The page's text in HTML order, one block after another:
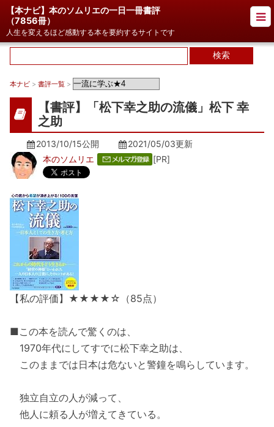
【本ナビ】本のソムリエの一日一冊書評
（7856冊）
人生を変えるほど感動する本を要約するサイトです
本ナビ > 書評一覧 >
【書評】「松下幸之助の流儀」松下 幸
之助
2013/10/15公開 2021/05/03更新
本のソムリエ
[PR]
【私の評価】★★★★☆（85点）
■この本を読んで驚くのは、
1970年代にしてすでに松下幸之助は、
このままでは日本は危ないと警鐘を鳴らしています。
独立自立の人が減って、
他人に頼る人が増えてきている。